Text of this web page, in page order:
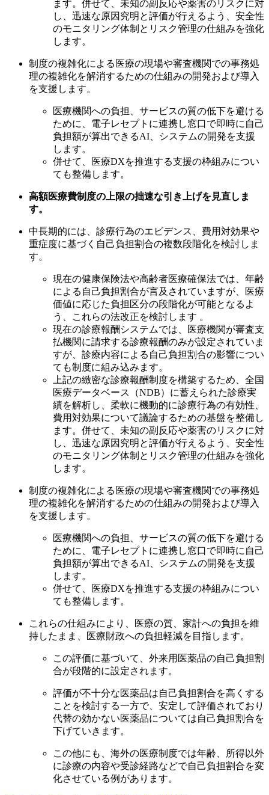
ます。併せて、未知の副反応や薬害のリスクに対
し、迅速な原因究明と評価が行えるよう、安全性
のモニタリング体制とリスク管理の仕組みを強化
します。
制度の複雑化による医療の現場や審査機関での事務処
理の複雑化を解消するための仕組みの開発および導入
を支援します。
医療機関への負担、サービスの質の低下を避ける
ために、電子レセプトに連携し窓口で即時に自己
負担額が算出できるAI、システムの開発を支援
します。
併せて、医療DXを推進する支援の枠組みについ
ても整備します。
高額医療費制度の上限の拙速な引き上げを見直しま
す。
中長期的には、診療行為のエビデンス、費用対効果や
重症度に基づく自己負担割合の複数段階化を検討しま
す。
現在の健康保険法や高齢者医療確保法では、年齢
による自己負担割合が言及されていますが、医療
価値に応じた負担区分の段階化が可能となるよ
う、これらの法改正を検討します 。
現在の診療報酬システムでは、医療機関が審査支
払機関に請求する診療報酬のみが設定されていま
すが、診療内容による自己負担割合の影響につい
ても制度に組み込みます。
上記の緻密な診療報酬制度を構築するため、全国
医療データベース（NDB）に蓄えられた診療実
績を解析し、柔軟に機動的に診療行為の有効性、
費用対効果について議論するための基盤を整備し
ます。併せて、未知の副反応や薬害のリスクに対
し、迅速な原因究明と評価が行えるよう、安全性
のモニタリング体制とリスク管理の仕組みを強化
します。
制度の複雑化による医療の現場や審査機関での事務処
理の複雑化を解消するための仕組みの開発および導入
を支援します。
医療機関への負担、サービスの質の低下を避ける
ために、電子レセプトに連携し窓口で即時に自己
負担額が算出できるAI、システムの開発を支援
します。
併せて、医療DXを推進する支援の枠組みについ
ても整備します。
これらの仕組みにより、医療の質、家計への負担を維
持したまま、医療財政への負担軽減を目指します。
この評価に基づいて、外来用医薬品の自己負担割
合が段階的に設定されます。
評価が不十分な医薬品は自己負担割合を高くする
ことを検討する一方で、安定して評価されており
代替の効かない医薬品については自己負担割合を
下げていきます。
この他にも、海外の医療制度では年齢、所得以外
に診療の内容や受診経路などで自己負担割合を変
化させている例があります。